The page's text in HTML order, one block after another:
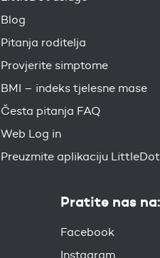
Blog
Pitanja roditelja
Provjerite simptome
BMI – indeks tjelesne mase
Česta pitanja FAQ
Web Log in
Preuzmite aplikaciju LittleDot
Pratite nas na:
Facebook
Instagram